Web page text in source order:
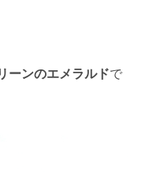
ーンのエメラルドで